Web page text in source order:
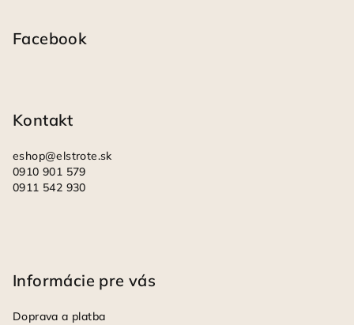
Facebook
Kontakt
eshop@elstrote.sk
0910 901 579
0911 542 930
Informácie pre vás
Doprava a platba